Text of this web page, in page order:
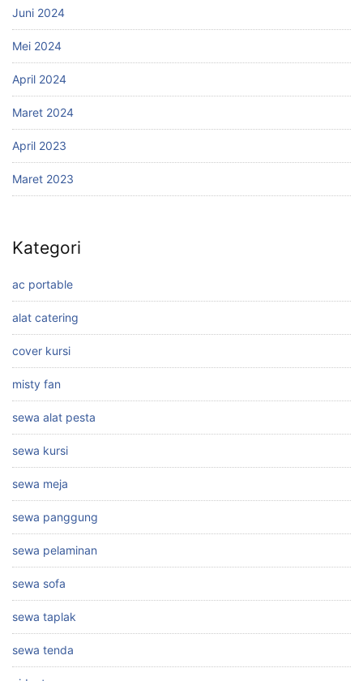
Juni 2024
Mei 2024
April 2024
Maret 2024
April 2023
Maret 2023
Kategori
ac portable
alat catering
cover kursi
misty fan
sewa alat pesta
sewa kursi
sewa meja
sewa panggung
sewa pelaminan
sewa sofa
sewa taplak
sewa tenda